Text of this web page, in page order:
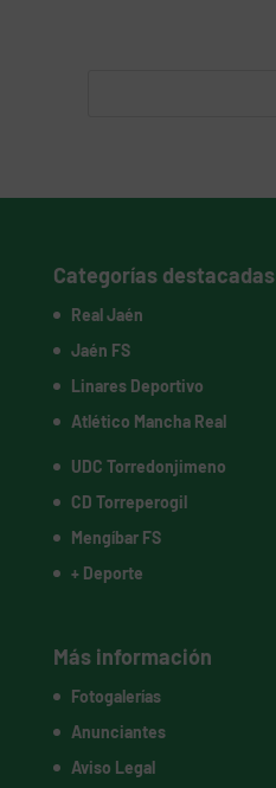
Categorías destacadas
Real Jaén
Jaén FS
Linares Deportivo
Atlético Mancha Real
UDC Torredonjimeno
CD Torreperogil
Mengíbar FS
+ Deporte
Más información
Fotogalerías
Anunciantes
Aviso Legal